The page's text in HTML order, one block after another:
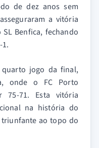
de dez anos sem
a vitória
Benfica, fechando
quarto jogo da final,
onde o FC Porto
71. Esta vitória
na história do
ao topo do